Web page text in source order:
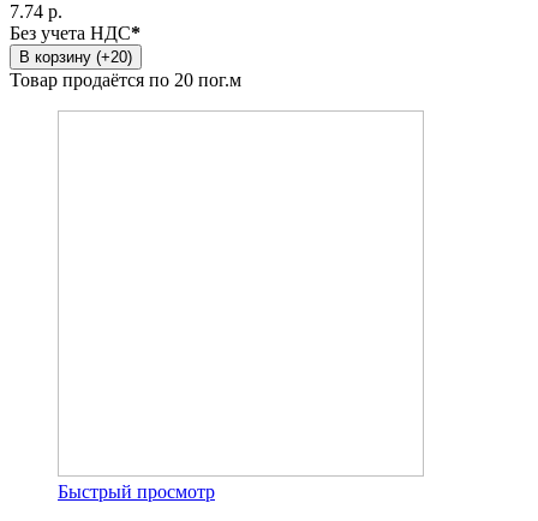
7.74 р.
Без учета НДС*
В корзину (+20)
Товар продаётся по 20 пог.м
Быстрый просмотр